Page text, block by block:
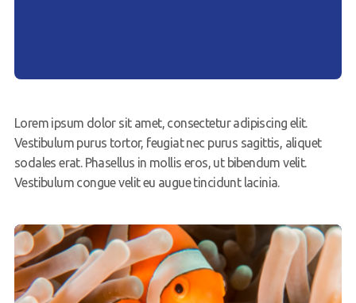
Lorem ipsum dolor sit amet, consectetur adipiscing elit.
Vestibulum purus tortor, feugiat nec purus sagittis, aliquet
sodales erat. Phasellus in mollis eros, ut bibendum velit.
Vestibulum congue velit eu augue tincidunt lacinia.